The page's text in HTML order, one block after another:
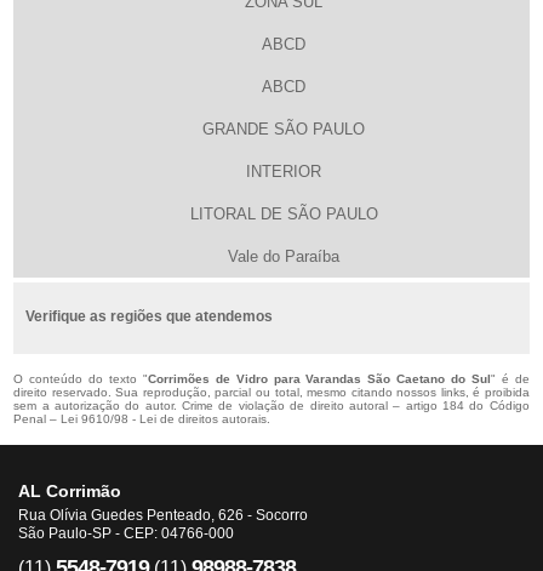
ABCD
ABCD
GRANDE SÃO PAULO
INTERIOR
LITORAL DE SÃO PAULO
Vale do Paraíba
Verifique as regiões que atendemos
O conteúdo do texto "Corrimões de Vidro para Varandas São Caetano do Sul" é de
direito reservado. Sua reprodução, parcial ou total, mesmo citando nossos links, é proibida
sem a autorização do autor. Crime de violação de direito autoral – artigo 184 do Código
Penal –Lei 9610/98 - Lei de direitos autorais
AL Corrimão
Rua Olívia Guedes Penteado, 626 - Socorro
São Paulo-SP - CEP: 04766-000